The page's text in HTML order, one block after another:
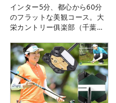
インター5分、都心から60分
のフラットな美観コース。大
栄カントリー俱楽部（千葉